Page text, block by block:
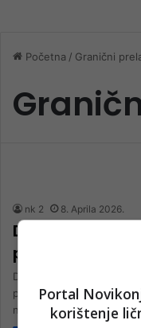
Početna / Granični
nk 2 8. Aprila 2026.
Državljanin
pokušao da
Državljanin Bosne i
potjere autoputem kada
neposredno prije…
Portal
korištenje